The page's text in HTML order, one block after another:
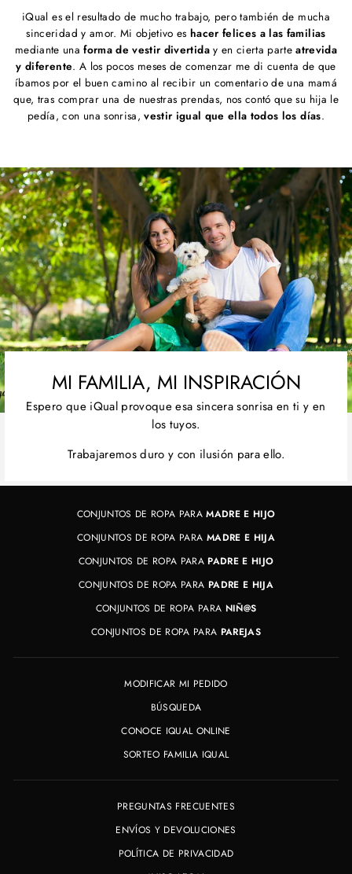
iQual es el resultado de mucho trabajo, pero también de mucha
sinceridad y amor. Mi objetivo eshacer felices a las familias
mediante unaforma de vestir divertiday en cierta parteatrevida
y diferente. A los pocos meses de comenzar me di cuenta de que
íbamos por el buen camino al recibir un comentario de una mamá
que, tras comprar una de nuestras prendas, nos contó que su hija le
pedía, con una sonrisa,vestir igual que ella todos los días.
MI FAMILIA, MI INSPIRACIÓN
Espero que iQual provoque esa sincera sonrisa en ti y en
los tuyos.
Trabajaremos duro y con ilusión para ello.
CONJUNTOS DE ROPA PARAMADRE E HIJO
CONJUNTOS DE ROPA PARA MADRE E HIJA
CONJUNTOS DE ROPA PARA PADRE E HIJO
CONJUNTOS DE ROPA PARA PADRE E HIJA
CONJUNTOS DE ROPA PARA NIÑ@S
CONJUNTOS DE ROPA PARA PAREJAS
MODIFICAR MI PEDIDO
BÚSQUEDA
CONOCE IQUAL ONLINE
SORTEO FAMILIA IQUAL
PREGUNTAS FRECUENTES
ENVÍOS Y DEVOLUCIONES
POLÍTICA DE PRIVACIDAD